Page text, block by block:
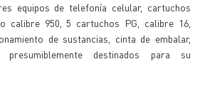
equipos de telefonía celular, cartuchos
calibre 950, 5 cartuchos PG, calibre 16,
de sustancias, cinta de embalar,
destinados para su